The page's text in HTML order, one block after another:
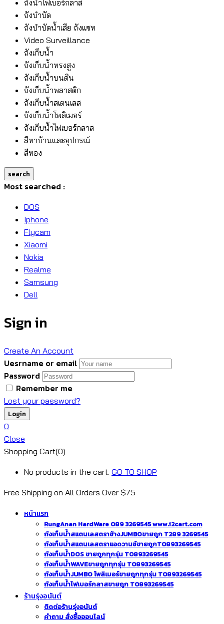
ถังน้ำไฟเบอร์กลาส
ถังบำบัด
ถังบำบัดน้ำเสีย ถังแซท
Video Surveillance
ถังเก็บน้ำ
ถังเก็บน้ำทรงสูง
ถังเก็บน้ำบนดิน
ถังเก็บน้ำพลาสติก
ถังเก็บน้ำสเตนเลส
ถังเก็บน้ำโพลิเมอร์
ถังเก็บน้ำไฟเบอร์กลาส
สีทาบ้านและอุปกรณ์
สีทอง
search
Most searched :
DOS
Iphone
Flycam
Xiaomi
Nokia
Realme
Samsung
Dell
Sign in
Create An Account
Uesrname or email
Password
Remember me
Lost your password?
0
Close
Shopping Cart(0)
No products in the cart. GO TO SHOP
Free Shipping on All Orders Over $75
หน้าแรก
RungAnan HardWare 089 3269545 www.i2cart.com
ถังเก็บน้ำสแตนเลสตราช้างJUMBOขายถูก T289 3269545
ถังเก็บน้ำสแตนเลสตราแอดวานซ์ขายถูกT0893269545
ถังเก็บน้ำDOS ขายถูกทุกรุ่น T0893269545
ถังเก็บน้ำWAVEขายถูกทุกรุ่น T0893269545
ถังเก็บน้ำJUMBO โพลิเมอร์ขายถูกทุกรุ่น T0893269545
ถังเก็บน้ำไฟเบอร์กลาสขายถูก T0893269545
ร้านรุ่งอนันต์
ติดต่อร้านรุ่งอนันต์
คำถาม สั่งซื้อออนไลน์